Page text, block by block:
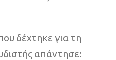
δέχτηκε για τη
απάντησε: